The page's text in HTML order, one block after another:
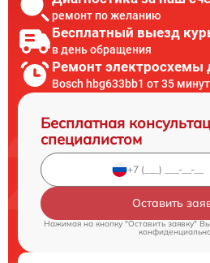
ремонт по желанию
Бесплатный выезд
в день обращения
Ремонт электросхемы
Bosch hbg633bb1 от 35 минут
Бесплатная
специалистом
Оставить
Нажимая на кнопку "Оставить заявку"